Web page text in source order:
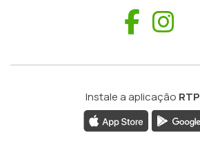
Instale a aplicação